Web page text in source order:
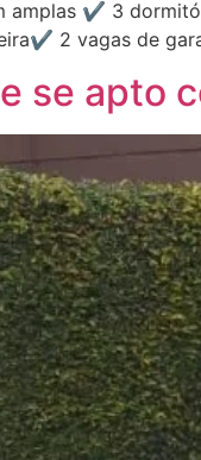
amplas ✔️ 3
2 vagas de
se apto